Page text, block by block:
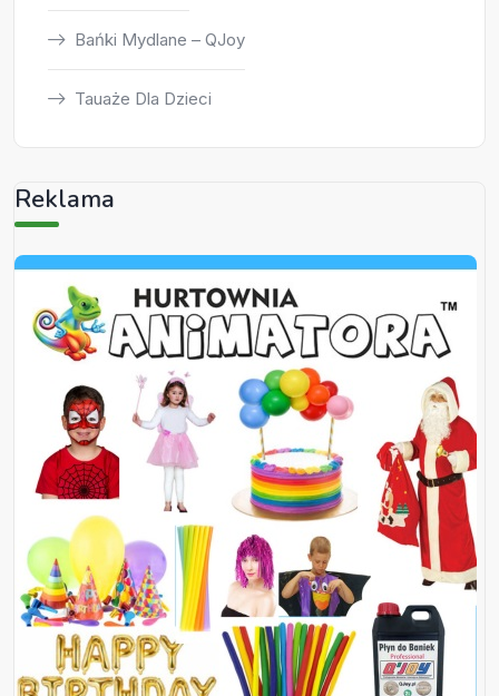
Bańki Mydlane – QJoy
Tauaże Dla Dzieci
Reklama